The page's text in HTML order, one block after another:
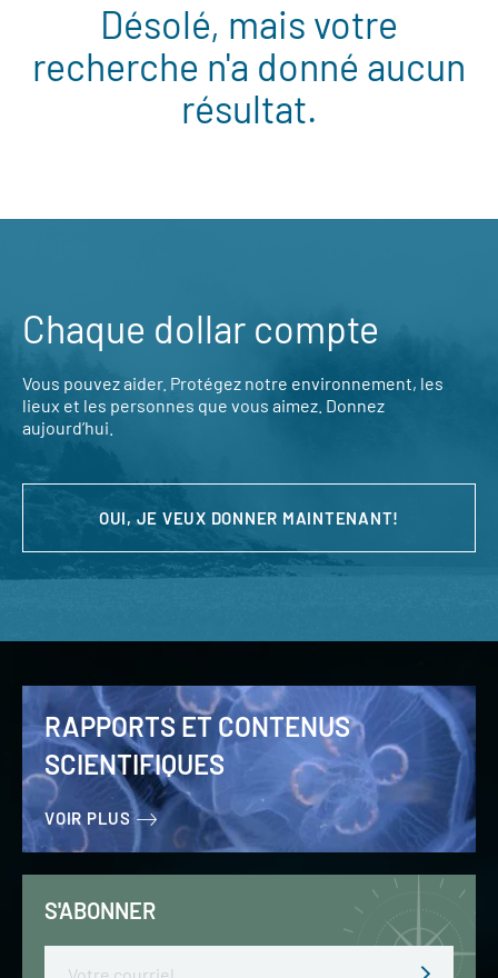
Désolé, mais votre
recherche n'a donné aucun
résultat.
Chaque dollar compte
Vous pouvez aider. Protégez notre environnement, les
lieux et les personnes que vous aimez. Donnez
aujourd’hui.
OUI, JE VEUX DONNER MAINTENANT!
RAPPORTS ET CONTENUS
SCIENTIFIQUES
VOIR PLUS
S'ABONNER